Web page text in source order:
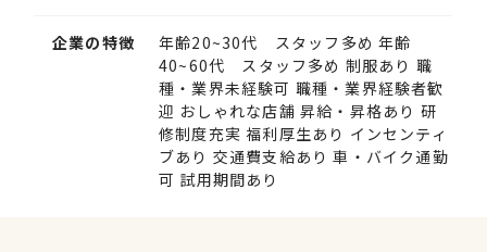
企業の特徴
年齢20~30代 スタッフ多め 年齢
40~60代 スタッフ多め 制服あり 職
種・業界未経験可 職種・業界経験者歓
迎 おしゃれな店舗 昇給・昇格あり 研
修制度充実 福利厚生あり インセンティ
ブあり 交通費支給あり 車・バイク通勤
可 試用期間あり